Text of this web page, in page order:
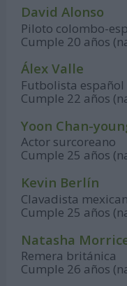
David Alonso
Piloto colombo-
Cumple 20 años
Álex Valle
Futbolista español
Cumple 22 años
Yoon Chan-
Actor surcoreano
Cumple 25 años
Kevin Berlín
Clavadista
Cumple 25 años
Natasha
Remera británica
Cumple 26 años